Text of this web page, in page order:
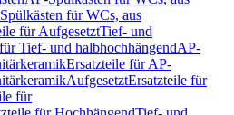
für WCs, aus
für AufgesetztTief- und
Tief- und halbhochhängendAP-
Ersatzteile für AP-
AufgesetztErsatzteile für
für